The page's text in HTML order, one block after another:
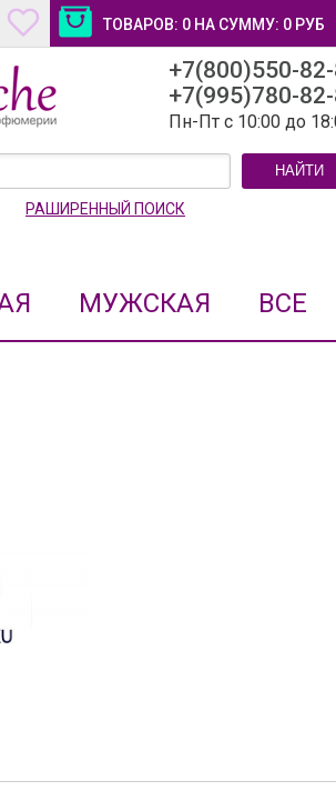
ТОВАРОВ: 0 НА СУММУ: 0 РУБ
ДОСТАВКА И ОПЛАТА
НОВОСТИ И СТАТЬИ
+7(800)550-
+7(995)780-
Пн-Пт с 10:00 до
НАЙТИ
РАШИРЕННЫЙ ПОИСК
МУЖСКАЯ ВСЕ